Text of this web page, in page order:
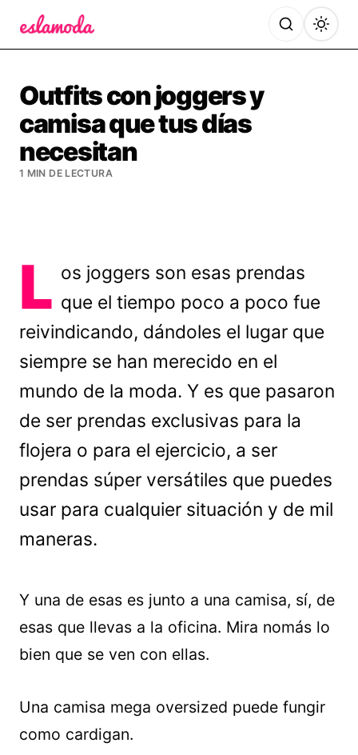
Outfits con joggers y
camisa que tus días
necesitan
1 MIN DE LECTURA
L os joggers son esas prendas
que el tiempo poco a poco fue
reivindicando, dándoles el lugar que
siempre se han merecido en el
mundo de la moda. Y es que pasaron
de ser prendas exclusivas para la
flojera o para el ejercicio, a ser
prendas súper versátiles que puedes
usar para cualquier situación y de mil
maneras.
Y una de esas es junto a una camisa, sí, de
esas que llevas a la oficina. Mira nomás lo
bien que se ven con ellas.
Una camisa mega oversized puede fungir
como cardigan.